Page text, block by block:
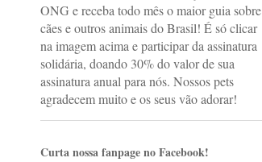
ONG e receba todo mês o maior guia sobre
cães e outros animais do Brasil! É só clicar
na imagem acima e participar da assinatura
solidária, doando 30% do valor de sua
assinatura anual para nós. Nossos pets
agradecem muito e os seus vão adorar!
Curta nossa fanpage no Facebook!